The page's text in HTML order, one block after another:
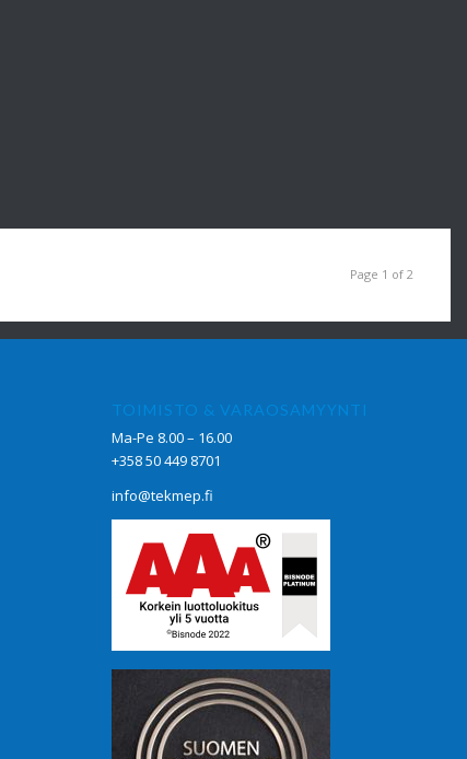
Page 1 of 2
TOIMISTO & VARAOSAMYYNTI
Ma-Pe 8.00 – 16.00
+358 50 449 8701
info@tekmep.fi